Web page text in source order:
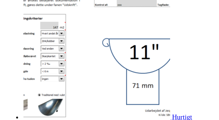
Hurtigt